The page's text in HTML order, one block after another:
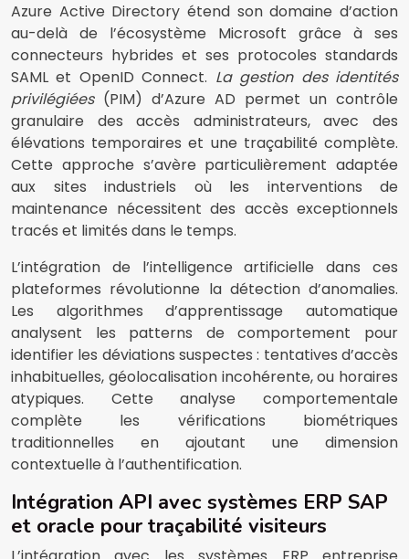
Azure Active Directory étend son domaine d’action
au-delà de l’écosystème Microsoft grâce à ses
connecteurs hybrides et ses protocoles standards
SAML et OpenID Connect. La gestion des identités
privilégiées(PIM) d’Azure AD permet un contrôle
granulaire des accès administrateurs, avec des
élévations temporaires et une traçabilité complète.
Cette approche s’avère particulièrement adaptée
aux sites industriels où les interventions de
maintenance nécessitent des accès exceptionnels
tracés et limités dans le temps.
L’intégration de l’intelligence artificielle dans ces
plateformes révolutionne la détection d’anomalies.
Les algorithmes d’apprentissage automatique
analysent les patterns de comportement pour
identifier les déviations suspectes : tentatives d’accès
inhabituelles, géolocalisation incohérente, ou horaires
atypiques. Cette analyse comportementale
complète les vérifications biométriques
traditionnelles en ajoutant une dimension
contextuelle à l’authentification.
Intégration API avec systèmes ERP SAP
et oracle pour traçabilité visiteurs